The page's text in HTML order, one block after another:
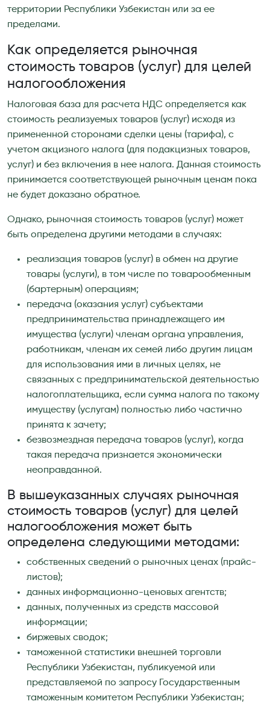
территории Республики Узбекистан или за ее
пределами.
Как определяется рыночная
стоимость товаров (услуг) для целей
налогообложения
Налоговая база для расчета НДС определяется как
стоимость реализуемых товаров (услуг) исходя из
примененной сторонами сделки цены (тарифа), с
учетом акцизного налога (для подакцизных товаров,
услуг) и без включения в нее налога. Данная стоимость
принимается соответствующей рыночным ценам пока
не будет доказано обратное.
Однако, рыночная стоимость товаров (услуг) может
быть определена другими методами в случаях:
реализация товаров (услуг) в обмен на другие
товары (услуги), в том числе по товарообменным
(бартерным) операциям;
передача (оказания услуг) субъектами
предпринимательства принадлежащего им
имущества (услуги) членам органа управления,
работникам, членам их семей либо другим лицам
для использования ими в личных целях, не
связанных с предпринимательской деятельностью
налогоплательщика, если сумма налога по такому
имуществу (услугам) полностью либо частично
принята к зачету;
безвозмездная передача товаров (услуг), когда
такая передача признается экономически
неоправданной.
В вышеуказанных случаях рыночная
стоимость товаров (услуг) для целей
налогообложения может быть
определена следующими методами:
собственных сведений о рыночных ценах (прайс-
листов);
данных информационно-ценовых агентств;
данных, полученных из средств массовой
информации;
биржевых сводок;
таможенной статистики внешней торговли
Республики Узбекистан, публикуемой или
представляемой по запросу Государственным
таможенным комитетом Республики Узбекистан;